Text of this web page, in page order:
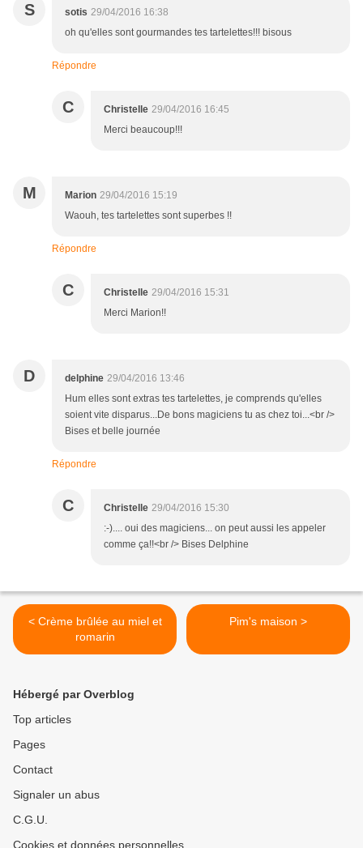
S sotis 29/04/2016 16:38
oh qu'elles sont gourmandes tes tartelettes!!! bisous
Répondre
C Christelle 29/04/2016 16:45
Merci beaucoup!!!
M Marion 29/04/2016 15:19
Waouh, tes tartelettes sont superbes !!
Répondre
C Christelle 29/04/2016 15:31
Merci Marion!!
D delphine 29/04/2016 13:46
Hum elles sont extras tes tartelettes, je comprends qu'elles
soient vite disparus...De bons magiciens tu as chez toi...<br />
Bises et belle journée
Répondre
C Christelle 29/04/2016 15:30
:-).... oui des magiciens... on peut aussi les appeler
comme ça!!<br /> Bises Delphine
< Crème brûlée au miel et
romarin
Pim's maison >
Hébergé par Overblog
Top articles
Pages
Contact
Signaler un abus
C.G.U.
Cookies et données personnelles